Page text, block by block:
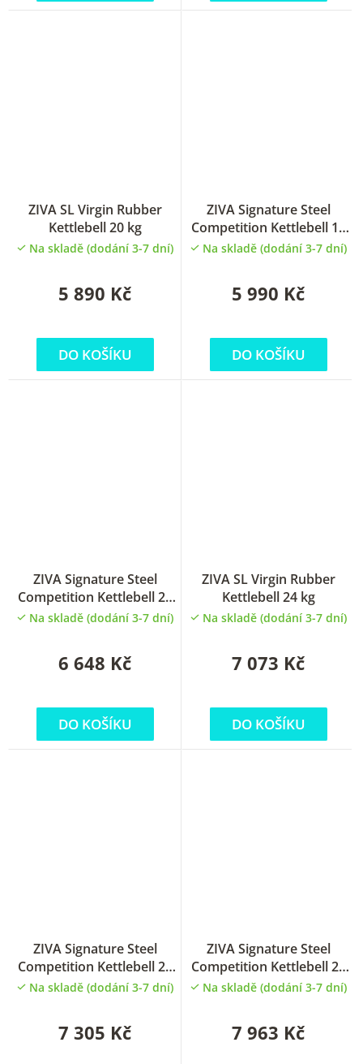
ZIVA SL Virgin Rubber
Kettlebell 20 kg
Na skladě (dodání 3-7 dní)
5 890 Kč
DO KOŠÍKU
ZIVA Signature Steel
Competition Kettlebell 18
kg
Na skladě (dodání 3-7 dní)
5 990 Kč
DO KOŠÍKU
ZIVA Signature Steel
Competition Kettlebell 20
kg
Na skladě (dodání 3-7 dní)
6 648 Kč
DO KOŠÍKU
ZIVA SL Virgin Rubber
Kettlebell 24 kg
Na skladě (dodání 3-7 dní)
7 073 Kč
DO KOŠÍKU
ZIVA Signature Steel
Competition Kettlebell 22
kg
Na skladě (dodání 3-7 dní)
7 305 Kč
ZIVA Signature Steel
Competition Kettlebell 24
kg
Na skladě (dodání 3-7 dní)
7 963 Kč